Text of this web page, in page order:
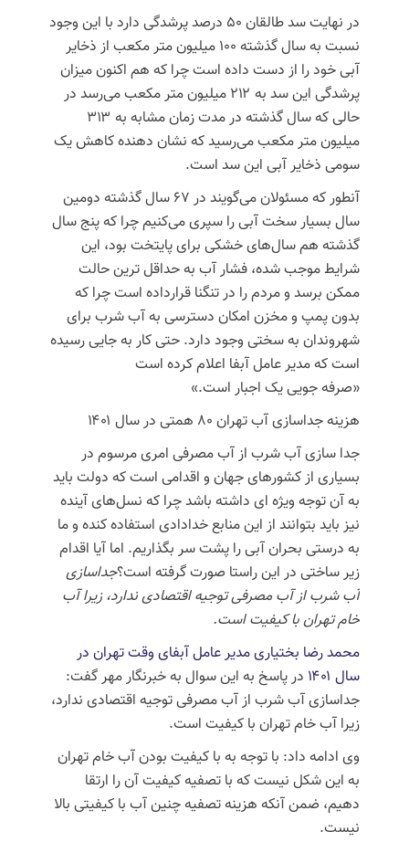
در نهایت سد طالقان ۵۰ درصد پرشدگی دارد با این وجود
نسبت به سال گذشته ۱۰۰ میلیون متر مکعب از ذخایر
آبی خود را از دست داده است چرا که هم اکنون میزان
پرشدگی این سد به ۲۱۲ میلیون متر مکعب می‌رسد در
حالی که سال گذشته در مدت زمان مشابه به ۳۱۳
میلیون متر مکعب می‌رسید که نشان دهنده کاهش یک
سومی ذخایر آبی این سد است.
آنطور که مسئولان می‌گویند در ۶۷ سال گذشته دومین
سال بسیار سخت آبی را سپری می‌کنیم چرا که پنج سال
گذشته هم سال‌های خشکی برای پایتخت بود، این
شرایط موجب شده، فشار آب به حداقلترینحالت
ممکن برسد و مردم را در تنگنا قرارداده است چرا که
بدون پمپ و مخزن امکان دسترسی به آب شرب برای
شهروندان به سختی وجود دارد. حتی کار به جایی رسیده
است که مدیر عاملآبفا اعلام کرده است
«صرفهجویییک اجبار است.»
هزینه جداسازی آب تهران ۸۰ همتی در سال ۱۴۰۱
جدا سازی آب شرب از آب مصرفی امری مرسوم در
بسیاری از کشورهای جهان و اقدامی است که دولت باید
به آن توجه ویژه ای داشته باشد چرا که نسل‌های آینده
نیز باید بتوانند از این منابع خدادادی استفاده کنده و ما
به درستی بحران آبی را پشت سر بگذاریم. اما آیا اقدام
زیر ساختی در این راستا صورت گرفته است؟جداسازی
آب شرب از آب مصرفی توجیه اقتصادی ندارد، زیرا آب
خام تهران با کیفیت است.
محمد رضا بختیاری مدیر عامل آبفای وقت تهران در
سال ۱۴۰۱
در پاسخ به این سوال به خبرنگار مهر گفت:
جداسازی آب شرب از آب مصرفی توجیه اقتصادی ندارد،
زیرا آب خام تهران با کیفیت است.
وی ادامه داد: با توجه به با کیفیت بودن آب خام تهران
به این شکل نیست که با تصفیه کیفیت آن را ارتقا
دهیم، ضمن آنکه هزینه تصفیه چنین آب با کیفیتی بالا
نیست.